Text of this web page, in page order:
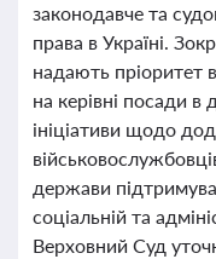
законодавче та
права в Україні.
надають пріоритет
на керівні посади
ініціативи щодо
держави
соціальній та
Верховний Суд